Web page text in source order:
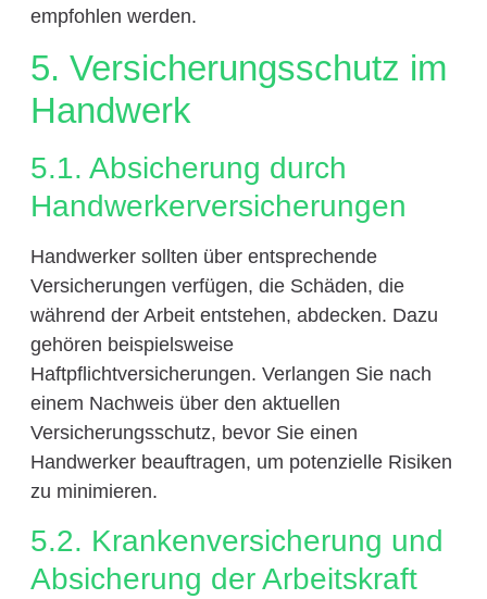
empfohlen werden.
5. Versicherungsschutz im
Handwerk
5.1. Absicherung durch
Handwerkerversicherungen
Handwerker sollten über entsprechende
Versicherungen verfügen, die Schäden, die
während der Arbeit entstehen, abdecken. Dazu
gehören beispielsweise
Haftpflichtversicherungen. Verlangen Sie nach
einem Nachweis über den aktuellen
Versicherungsschutz, bevor Sie einen
Handwerker beauftragen, um potenzielle Risiken
zu minimieren.
5.2. Krankenversicherung und
Absicherung der Arbeitskraft